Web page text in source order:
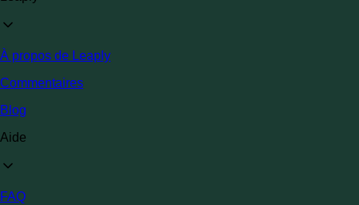
À propos de Leaply
Commentaires
Blog
Aide
FAQ